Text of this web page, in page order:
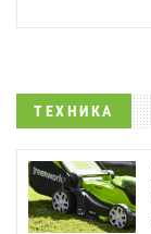
ТЕХНИКА